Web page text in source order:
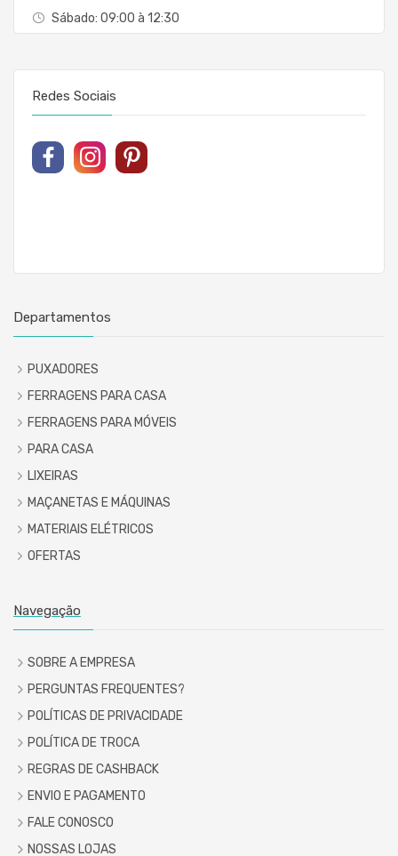
Sábado: 09:00 à 12:30
Redes Sociais
Departamentos
PUXADORES
FERRAGENS PARA CASA
FERRAGENS PARA MÓVEIS
PARA CASA
LIXEIRAS
MAÇANETAS E MÁQUINAS
MATERIAIS ELÉTRICOS
OFERTAS
Navegação
SOBRE A EMPRESA
PERGUNTAS FREQUENTES?
POLÍTICAS DE PRIVACIDADE
POLÍTICA DE TROCA
REGRAS DE CASHBACK
ENVIO E PAGAMENTO
FALE CONOSCO
NOSSAS LOJAS